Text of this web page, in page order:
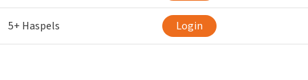
5+ Haspels Login